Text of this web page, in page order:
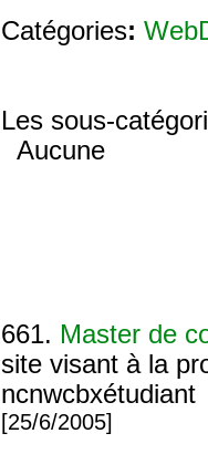
Catégories:
Les sous-
Aucune
661. Master de
site visant à la
ncnwcbxétudiant
[25/6/2005]